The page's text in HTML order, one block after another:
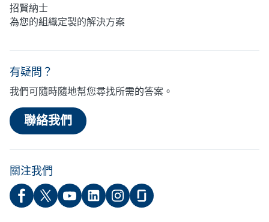
招賢納士
為您的組織定製的解決方案
有疑問？
我們可隨時隨地幫您尋找所需的答案。
聯絡我們
關注我們